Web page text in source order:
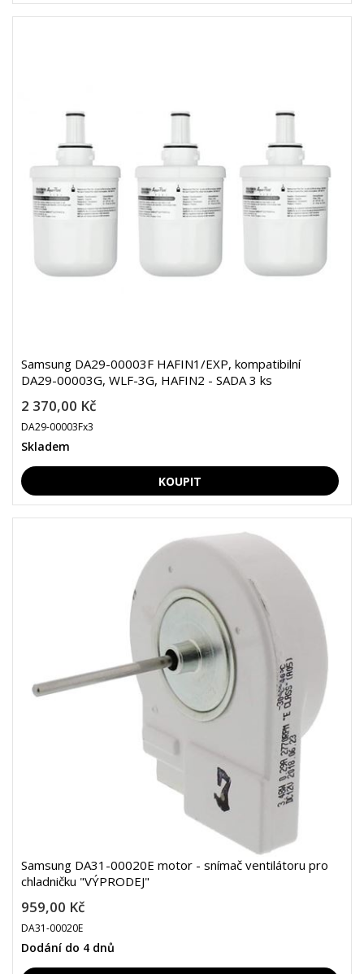
Samsung DA29-00003F HAFIN1/EXP, kompatibilní
DA29-00003G, WLF-3G, HAFIN2 - SADA 3 ks
2 370,00 Kč
DA29-00003Fx3
Skladem
Samsung DA31-00020E motor - snímač ventilátoru pro
chladničku "VÝPRODEJ"
959,00 Kč
DA31-00020E
Dodání do 4 dnů